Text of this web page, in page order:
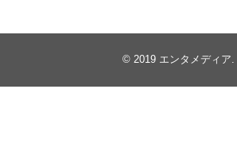
© 2019 エンタメディア.